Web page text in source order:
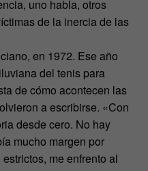
uno habla, otros
de la inercia de las
en 1972. Ese año
del tenis para
de cómo acontecen las
a escribirse. «Con
desde cero. No hay
mucho margen por
me enfrento al